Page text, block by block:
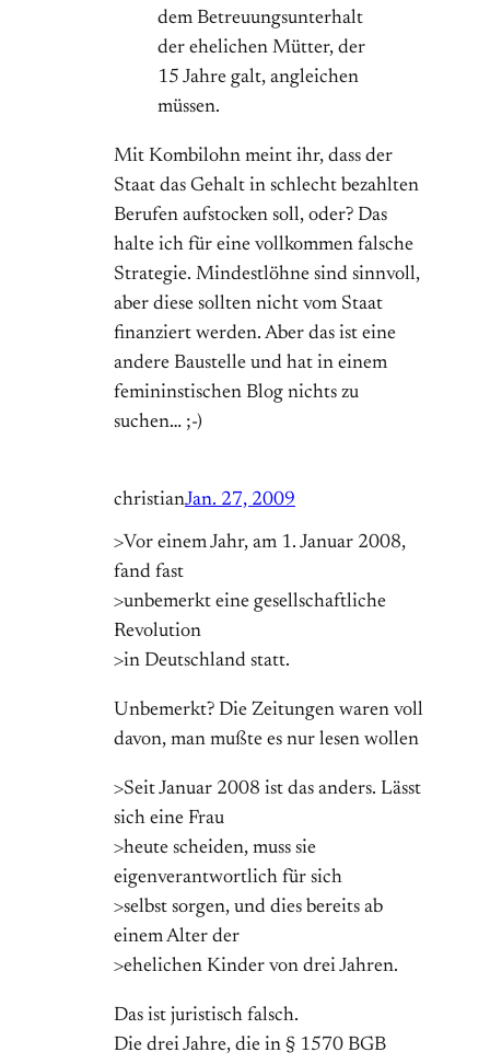
dem Betreuungsunterhalt
der ehelichen Mütter, der
15 Jahre galt, angleichen
müssen.
Mit Kombilohn meint ihr, dass der
Staat das Gehalt in schlecht bezahlten
Berufen aufstocken soll, oder? Das
halte ich für eine vollkommen falsche
Strategie. Mindestlöhne sind sinnvoll,
aber diese sollten nicht vom Staat
finanziert werden. Aber das ist eine
andere Baustelle und hat in einem
femininstischen Blog nichts zu
suchen… ;-)
christianJan. 27, 2009
>Vor einem Jahr, am 1. Januar 2008,
fand fast
>unbemerkt eine gesellschaftliche
Revolution
>in Deutschland statt.
Unbemerkt? Die Zeitungen waren voll
davon, man mußte es nur lesen wollen
>Seit Januar 2008 ist das anders. Lässt
sich eine Frau
>heute scheiden, muss sie
eigenverantwortlich für sich
>selbst sorgen, und dies bereits ab
einem Alter der
>ehelichen Kinder von drei Jahren.
Das ist juristisch falsch.
Die drei Jahre, die in § 1570 BGB